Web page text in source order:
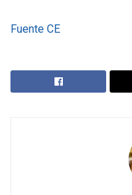
Fuente CE